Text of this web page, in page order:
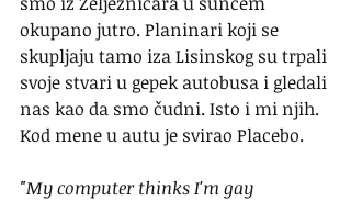
okupano jutro. Planinari koji se
skupljaju tamo iza Lisinskog su trpali
svoje stvari u gepek autobusa i gledali
nas kao da smo čudni. Isto i mi njih.
Kod mene u autu je svirao Placebo.
"My computer thinks I'm gay